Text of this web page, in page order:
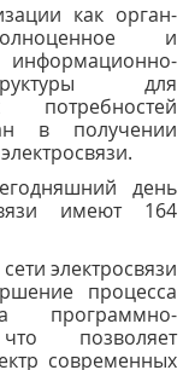
как орган-
и
для
потребностей
в получении
день
имеют 164
электросвязи
процесса
программно-
позволяет
современных